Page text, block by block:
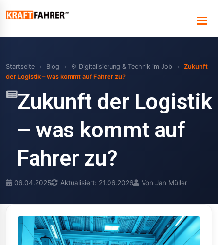
Startseite › Blog › ⚙️ Digitalisierung & Technik im Job ›
Zukunft
der Logistik – was kommt auf Fahrer zu?
Zukunft der Logistik
– was kommt auf
Fahrer zu?
06.04.2025 Aktualisiert: 21.06.2026 Von Jan Müller